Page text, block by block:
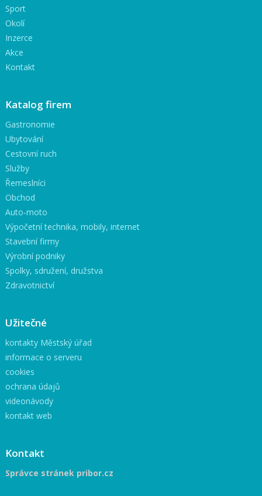
Sport
Okolí
Inzerce
Akce
Kontakt
Katalog firem
Gastronomie
Ubytování
Cestovní ruch
Služby
Řemeslníci
Obchod
Auto-moto
Výpočetní technika, mobily, internet
Stavební firmy
Výrobní podniky
Spolky, sdružení, družstva
Zdravotnictví
Užitečné
kontakty Městský úřad
informace o serveru
cookies
ochrana údajů
videonávody
kontakt web
Kontakt
Správce stránek pribor.cz